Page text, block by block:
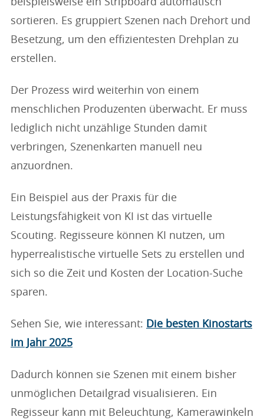
beispielsweise ein Stripboard automatisch
sortieren. Es gruppiert Szenen nach Drehort und
Besetzung, um den effizientesten Drehplan zu
erstellen.
Der Prozess wird weiterhin von einem
menschlichen Produzenten überwacht. Er muss
lediglich nicht unzählige Stunden damit
verbringen, Szenenkarten manuell neu
anzuordnen.
Ein Beispiel aus der Praxis für die
Leistungsfähigkeit von KI ist das virtuelle
Scouting. Regisseure können KI nutzen, um
hyperrealistische virtuelle Sets zu erstellen und
sich so die Zeit und Kosten der Location-Suche
sparen.
Sehen Sie, wie interessant: Die besten Kinostarts
im Jahr 2025
Dadurch können sie Szenen mit einem bisher
unmöglichen Detailgrad visualisieren. Ein
Regisseur kann mit Beleuchtung, Kamerawinkeln